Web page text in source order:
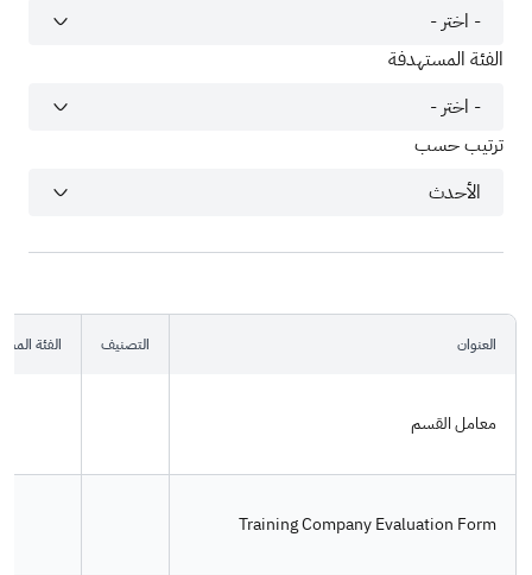
الفئة المستهدفة
ترتيب حسب
العنوان التصنيف الفئة
معامل القسم
Training Company Evaluation Form